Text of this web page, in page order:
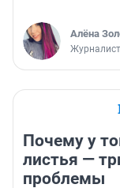
Алёна
Почему у
листья —
проблемы